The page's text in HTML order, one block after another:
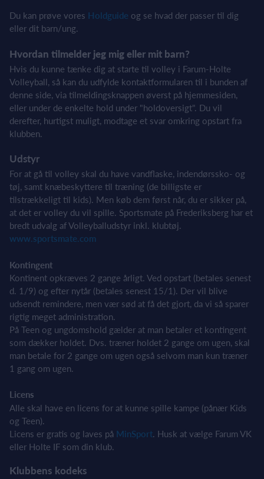
Du kan prøve vores Holdguide og se hvad der passer til dig
eller dit barn/ung.
Hvordan tilmelder jeg mig eller mit barn?
Hvis du kunne tænke dig at starte til volley i Farum-Holte
Volleyball, så kan du udfylde kontaktformularen til i bunden af
denne side, via tilmeldingsknappen øverst på hjemmesiden,
eller under de enkelte hold under "holdoversigt". Du vil
derefter, hurtigst muligt, modtage et svar omkring opstart fra
klubben.
Udstyr
For at gå til volley skal du have vandflaske, indendørssko- og
tøj, samt knæbeskyttere til træning (de billigste er
tilstrækkeligt til kids). Men køb dem først når, du er sikker på,
at det er volley du vil spille. Sportsmate på Frederiksberg har et
bredt udvalg af Volleyballudstyr inkl. klubtøj.
www.sportsmate.com
Kontingent
Kontinent opkræves 2 gange årligt. Ved opstart (betales senest
d. 1/9) og efter nytår (betales senest 15/1). Der vil blive
udsendt remindere, men vær sød at få det gjort, da vi så sparer
rigtig meget administration.
På Teen og ungdomshold gælder at man betaler et kontingent
som dækker holdet. Dvs. træner holdet 2 gange om ugen, skal
man betale for 2 gange om ugen også selvom man kun træner
1 gang om ugen.
Licens
Alle skal have en licens for at kunne spille kampe (pånær Kids
og Teen).
Licens er gratis og laves på MinSport . Husk at vælge Farum VK
eller Holte IF som din klub.
Klubbens kodeks